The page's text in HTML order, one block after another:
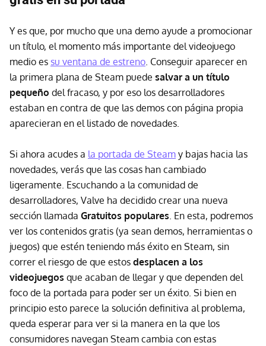
Y es que, por mucho que una demo ayude a promocionar
un título, el momento más importante del videojuego
medio es su ventana de estreno. Conseguir aparecer en
la primera plana de Steam puede salvar a un título
pequeño del fracaso, y por eso los desarrolladores
estaban en contra de que las demos con página propia
aparecieran en el listado de novedades.
Si ahora acudes a la portada de Steam y bajas hacia las
novedades, verás que las cosas han cambiado
ligeramente. Escuchando a la comunidad de
desarrolladores, Valve ha decidido crear una nueva
sección llamada Gratuitos populares. En esta, podremos
ver los contenidos gratis (ya sean demos, herramientas o
juegos) que estén teniendo más éxito en Steam, sin
correr el riesgo de que estos desplacen a los
videojuegos que acaban de llegar y que dependen del
foco de la portada para poder ser un éxito. Si bien en
principio esto parece la solución definitiva al problema,
queda esperar para ver si la manera en la que los
consumidores navegan Steam cambia con estas